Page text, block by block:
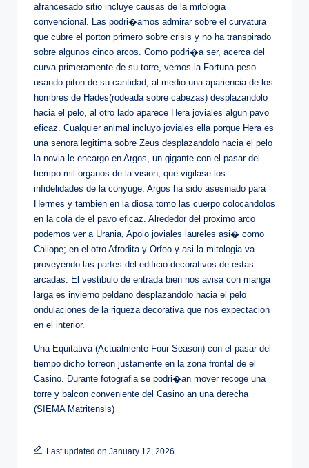
afrancesado sitio incluye causas de la mitologia
convencional. Las podri�amos admirar sobre el curvatura
que cubre el porton primero sobre crisis y no ha transpirado
sobre algunos cinco arcos. Como podri�a ser, acerca del
curva primeramente de su torre, vemos la Fortuna peso
usando piton de su cantidad, al medio una apariencia de los
hombres de Hades(rodeada sobre cabezas) desplazandolo
hacia el pelo, al otro lado aparece Hera joviales algun pavo
eficaz. Cualquier animal incluyo joviales ella porque Hera es
una senora legitima sobre Zeus desplazandolo hacia el pelo
la novia le encargo en Argos, un gigante con el pasar del
tiempo mil organos de la vision, que vigilase los
infidelidades de la conyuge. Argos ha sido asesinado para
Hermes y tambien en la diosa tomo las cuerpo colocandolos
en la cola de el pavo eficaz. Alrededor del proximo arco
podemos ver a Urania, Apolo joviales laureles asi� como
Caliope; en el otro Afrodita y Orfeo y asi la mitologia va
proveyendo las partes del edificio decorativos de estas
arcadas. El vestibulo de entrada bien nos avisa con manga
larga es invierno peldano desplazandolo hacia el pelo
ondulaciones de la riqueza decorativa que nos expectacion
en el interior.
Una Equitativa (Actualmente Four Season) con el pasar del
tiempo dicho torreon justamente en la zona frontal de el
Casino. Durante fotografia se podri�an mover recoge una
torre y balcon conveniente del Casino an una derecha
(SIEMA Matritensis)
Last updated on January 12, 2026